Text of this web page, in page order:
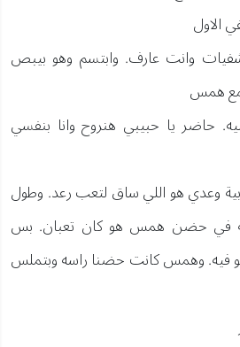
الاول
وانت عارف. وابتسم وهو بيبص
مع همس
حاضر يا حبيبي هنروح وانا بنفسي
وعدي هو اللي ساق لتعب رعد. وطول
في حضن همس هو كان تعبان. بس
فيه. وهمس كانت حضنا راسه وبتملس